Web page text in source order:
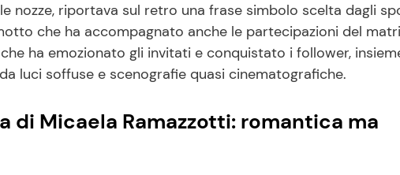
nozze, riportava sul retro una frase simbolo scelta dagli
che ha accompagnato anche le partecipazioni del
ha emozionato gli invitati e conquistato i follower,
luci soffuse e scenografie quasi cinematografiche.
di Micaela Ramazzotti: romantica ma